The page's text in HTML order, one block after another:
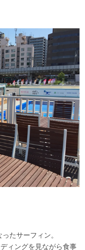
たサーフィン。
ィングを見ながら食事